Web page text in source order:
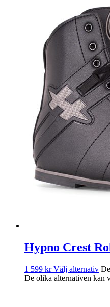
Hypno Crest
1 599 kr Välj alternativ
De olika alternativen kan